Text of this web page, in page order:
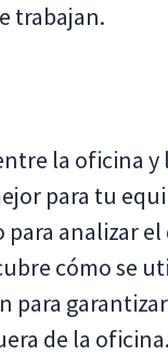
trabajan.
la oficina
para tu
analizar el
cómo se
para
de la oficina.